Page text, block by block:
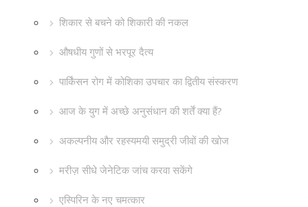
शिकार से बचने को शिकारी की नकल
औषधीय गुणों से भरपूर दैत्य
पार्किंसन रोग में कोशिका उपचार का द्वितीय संस्करण
आज के युग में अच्छे अनुसंधान की शर्तें क्या हैं?
अकल्पनीय और रहस्यमयी समुद्री जीवों की खोज
मरीज़ सीधे जेनेटिक जांच करवा सकेंगे
एस्पिरिन के नए चमत्कार